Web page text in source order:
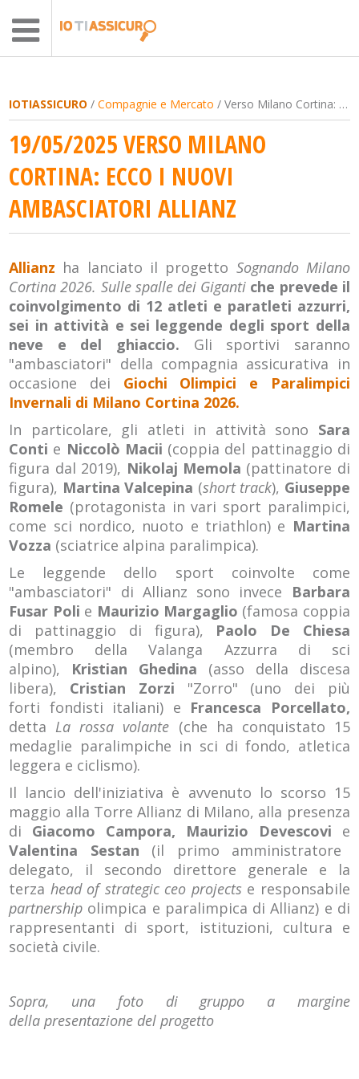
IOTIASSICURO /Compagnie e Mercato / Verso Milano Cortina: ecco i nuovi ambasciatori Allianz
19/05/2025 VERSO MILANO
CORTINA: ECCO I NUOVI
AMBASCIATORI ALLIANZ
Allianz ha lanciato il progetto Sognando Milano
Cortina 2026. Sulle spalle dei Giganti che prevede il
coinvolgimento di 12 atleti e paratleti azzurri,
sei in attività e sei leggende degli sport della
neve e del ghiaccio. Gli sportivi saranno
"ambasciatori" della compagnia assicurativa in
occasione dei Giochi Olimpici e Paralimpici
Invernali di Milano Cortina 2026.
In particolare, gli atleti in attività sono Sara
Conti e Niccolò Macii (coppia del pattinaggio di
figura dal 2019), Nikolaj Memola (pattinatore di
figura), Martina Valcepina (short track), Giuseppe
Romele (protagonista in vari sport paralimpici,
come sci nordico, nuoto e triathlon) e Martina
Vozza (sciatrice alpina paralimpica).
Le leggende dello sport coinvolte come
"ambasciatori" di Allianz sono invece Barbara
Fusar Poli e Maurizio Margaglio (famosa coppia
di pattinaggio di figura), Paolo De Chiesa
(membro della Valanga Azzurra di sci
alpino), Kristian Ghedina (asso della discesa
libera), Cristian Zorzi "Zorro" (uno dei più
forti fondisti italiani) e Francesca Porcellato,
detta La rossa volante (che ha conquistato 15
medaglie paralimpiche in sci di fondo, atletica
leggera e ciclismo).
Il lancio dell'iniziativa è avvenuto lo scorso 15
maggio alla Torre Allianz di Milano, alla presenza
di Giacomo Campora, Maurizio Devescovi e
Valentina Sestan (il primo amministratore
delegato, il secondo direttore generale e la
terza head of strategic ceo projects e responsabile
partnership olimpica e paralimpica di Allianz) e di
rappresentanti di sport, istituzioni, cultura e
società civile.
Sopra, una foto di gruppo a margine
della presentazione del progetto